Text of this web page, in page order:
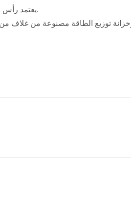
· يعتمد رأس الاستحلاب معالجة دقيقة لضمان تشغيل أكثر سلاسة وأطول وتأثير تفريغ أفضل.